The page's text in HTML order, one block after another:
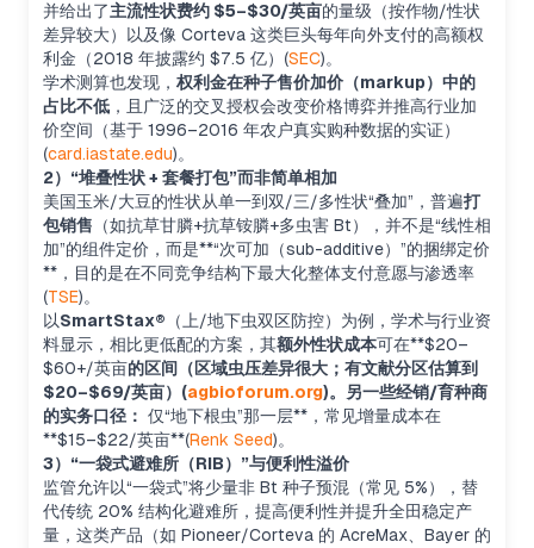
并给出了主流性状费约 $5–$30/英亩的量级（按作物/性状
差异较大）以及像 Corteva 这类巨头每年向外支付的高额权
利金（2018 年披露约 $7.5 亿）(SEC)。
学术测算也发现， 权利金在种子售价加价（markup）中的
占比不低 ，且广泛的交叉授权会改变价格博弈并推高行业加
价空间（基于 1996–2016 年农户真实购种数据的实证）
(card.iastate.edu)。
2）“堆叠性状 + 套餐打包”而非简单相加
美国玉米/大豆的性状从单一到双/三/多性状“叠加”，普遍打
包销售 （如抗草甘膦+抗草铵膦+多虫害 Bt），并不是“线性相
加”的组件定价，而是**“次可加（sub-additive）”的捆绑定价
**，目的是在不同竞争结构下最大化整体支付意愿与渗透率
(TSE)。
以SmartStax® （上/地下虫双区防控）为例，学术与行业资
料显示，相比更低配的方案，其额外性状成本可在**$20–
$60+/英亩的区间（区域虫压差异很大；有文献分区估算到
$20–$69/英亩）(agbioforum.org)。另一些经销/育种商
的实务口径： 仅“地下根虫”那一层**，常见增量成本在
**$15–$22/英亩**(Renk Seed)。
3）“一袋式避难所（RIB）”与便利性溢价
监管允许以“一袋式”将少量非 Bt 种子预混（常见 5%），替
代传统 20% 结构化避难所，提高便利性并提升全田稳定产
量，这类产品（如 Pioneer/Corteva 的 AcreMax、Bayer 的